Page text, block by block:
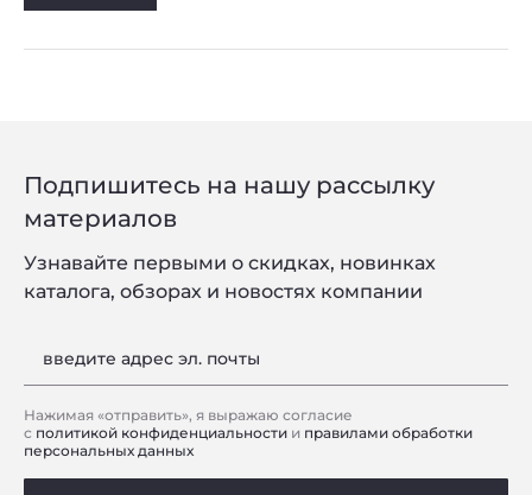
Подпишитесь на нашу рассылку
материалов
Узнавайте первыми о скидках, новинках
каталога, обзорах и новостях компании
введите адрес эл. почты
Нажимая «отправить», я выражаю согласие
с политикой конфиденциальности и правилами обработки
персональных данных